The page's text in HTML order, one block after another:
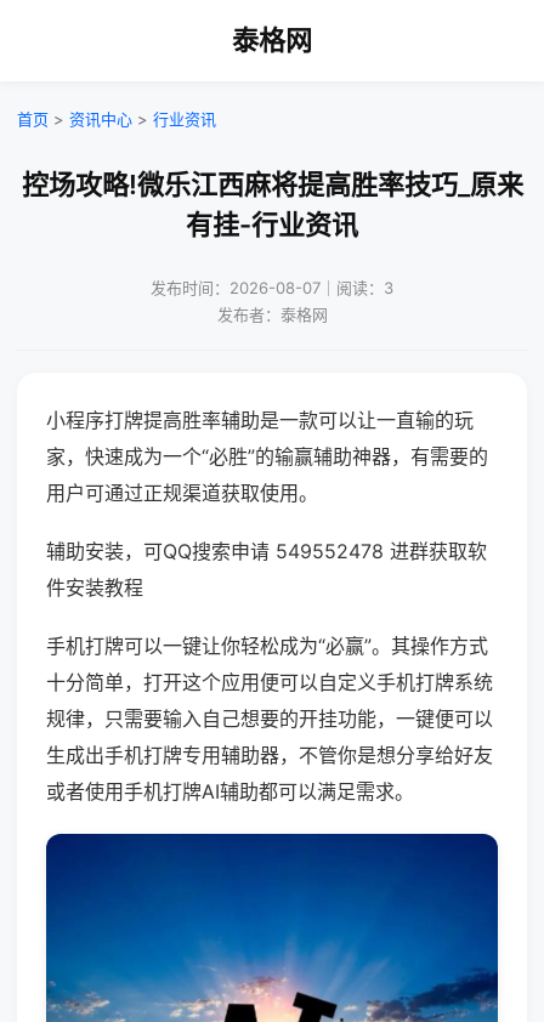
泰格网
首页 > 资讯中心 > 行业资讯
控场攻略!微乐江西麻将提高胜率技巧_原来
有挂-行业资讯
发布时间：2026-08-07｜阅读：3
发布者：泰格网
小程序打牌提高胜率辅助是一款可以让一直输的玩
家，快速成为一个“必胜”的输赢辅助神器，有需要的
用户可通过正规渠道获取使用。
辅助安装，可QQ搜索申请 549552478 进群获取软
件安装教程
手机打牌可以一键让你轻松成为“必赢”。其操作方式
十分简单，打开这个应用便可以自定义手机打牌系统
规律，只需要输入自己想要的开挂功能，一键便可以
生成出手机打牌专用辅助器，不管你是想分享给好友
或者使用手机打牌AI辅助都可以满足需求。